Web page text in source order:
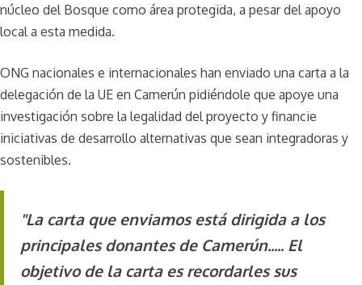
núcleo del Bosque como área protegida, a pesar del apoyo
local a esta medida.
ONG nacionales e internacionales han enviado una carta a la
delegación de la UE en Camerún pidiéndole que apoye una
investigación sobre la legalidad del proyecto y financie
iniciativas de desarrollo alternativas que sean integradoras y
sostenibles.
"La carta que enviamos está dirigida a los
principales donantes de Camerún..... El
objetivo de la carta es recordarles sus